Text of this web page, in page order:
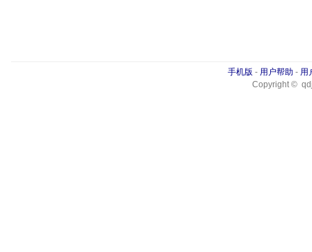
手机版 - 用户帮助 - 用
Copyright ©